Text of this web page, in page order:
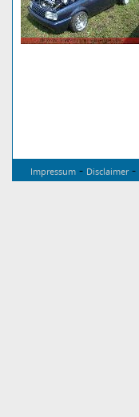
Impressum - Disclaimer-